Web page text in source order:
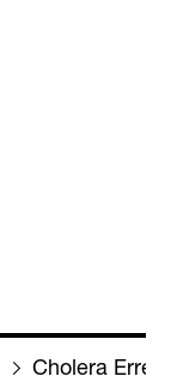
Cho­lera